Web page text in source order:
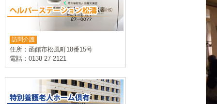
訪問介護
住所：函館市松風町18番15号
電話：0138-27-2121